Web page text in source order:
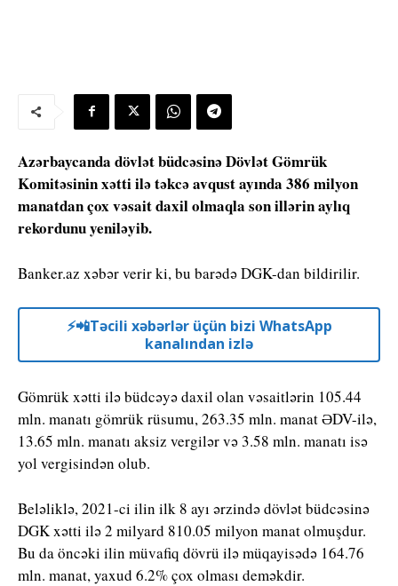
Azərbaycanda dövlət büdcəsinə Dövlət Gömrük
Komitəsinin xətti ilə təkcə avqust ayında 386 milyon
manatdan çox vəsait daxil olmaqla son illərin aylıq
rekordunu yeniləyib.
Banker.az xəbər verir ki, bu barədə DGK-dan bildirilir.
⚡️📲Təcili xəbərlər üçün bizi WhatsApp
kanalından izlə
Gömrük xətti ilə büdcəyə daxil olan vəsaitlərin 105.44
mln. manatı gömrük rüsumu, 263.35 mln. manat ƏDV-ilə,
13.65 mln. manatı aksiz vergilər və 3.58 mln. manatı isə
yol vergisindən olub.
Beləliklə, 2021-ci ilin ilk 8 ayı ərzində dövlət büdcəsinə
DGK xətti ilə 2 milyard 810.05 milyon manat olmuşdur.
Bu da öncəki ilin müvafiq dövrü ilə müqayisədə 164.76
mln. manat, yaxud 6.2% çox olması deməkdir.